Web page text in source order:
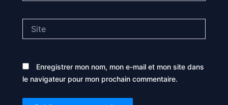
Enregistrer mon nom, mon e-mail et mon site dans
le navigateur pour mon prochain commentaire.